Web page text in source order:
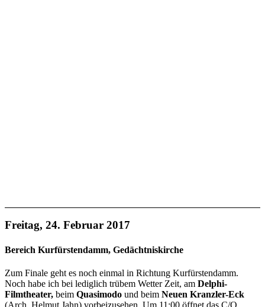
Freitag, 24. Februar 2017
Bereich Kurfürstendamm, Gedächtniskirche
Zum Finale geht es noch einmal in Richtung Kurfürstendamm.
Noch habe ich bei lediglich trübem Wetter Zeit, am Delphi-
Filmtheater, beim Quasimodo und beim Neuen Kranzler-Eck
(Arch. Helmut Jahn) vorbeizusehen. Um 11:00 öffnet das C/O